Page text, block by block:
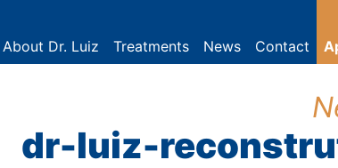
About Dr. Luiz Treatments News Contact
dr-luiz-